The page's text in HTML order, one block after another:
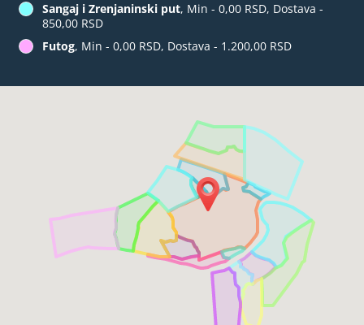
Sangaj i Zrenjaninski put, Min - 0,00 RSD, Dostava -
850,00 RSD
Futog, Min - 0,00 RSD, Dostava - 1.200,00 RSD